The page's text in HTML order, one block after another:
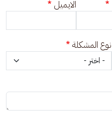
الايميل
نوع المشكلة